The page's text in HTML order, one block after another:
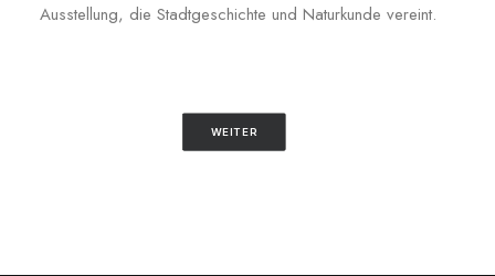
Ausstellung, die Stadtgeschichte und Naturkunde vereint.
WEITER